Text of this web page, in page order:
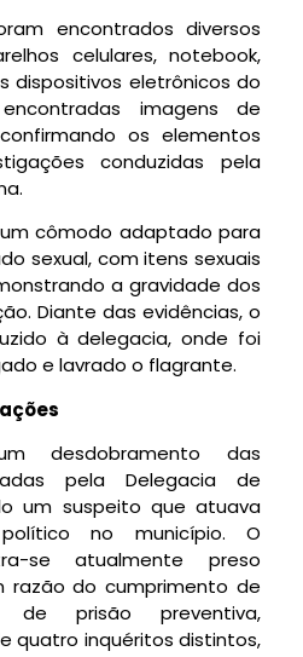
encontrados diversos
celulares, notebook,
dispositivos eletrônicos do
imagens de
os elementos
conduzidas pela
cômodo adaptado para
sexual, com itens sexuais
a gravidade dos
Diante das evidências, o
à delegacia, onde foi
e lavrado o flagrante.
desdobramento das
pela Delegacia de
um suspeito que atuava
no município. O
se atualmente preso
razão do cumprimento de
de prisão preventiva,
quatro inquéritos distintos,